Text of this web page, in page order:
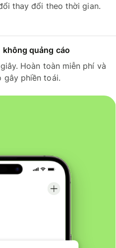
thay đổi theo thời gian.
không quảng cáo
Hoàn toàn miễn phí và
gây phiền toái.